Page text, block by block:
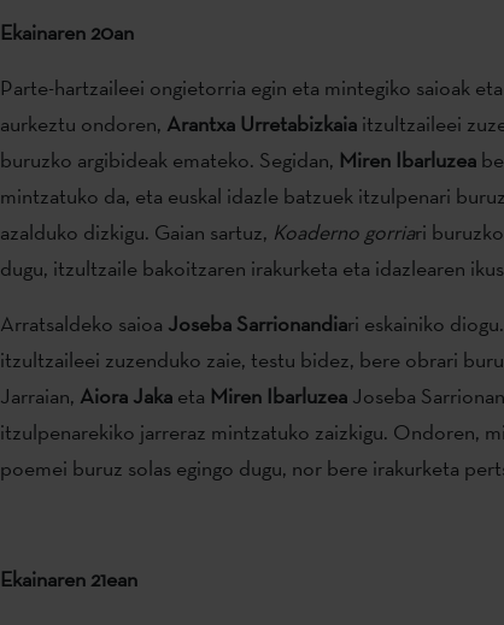
Ekainaren 20an
Parte-hartzaileei ongietorria egin eta mintegiko saioak
aurkeztu ondoren, Arantxa Urretabizkaia itzultzaileei
buruzko argibideak emateko. Segidan, Miren Ibarluzea
mintzatuko da, eta euskal idazle batzuek itzulpenari
azalduko dizkigu. Gaian sartuz, Koaderno gorriari
dugu, itzultzaile bakoitzaren irakurketa eta idazlearen
Arratsaldeko saioa Joseba Sarrionandiari eskainiko
itzultzaileei zuzenduko zaie, testu bidez, bere obrari
Jarraian, Aiora Jakaeta Miren IbarluzeaJoseba
itzulpenarekiko jarreraz mintzatuko zaizkigu. Ondoren,
poemei buruz solas egingo dugu, nor bere irakurketa
Ekainaren 21ean